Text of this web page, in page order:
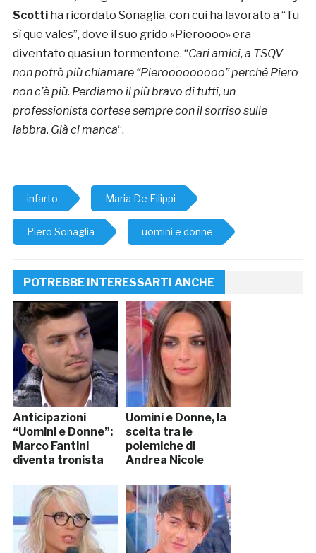
Scottiha ricordato Sonaglia, con cui ha lavorato a “Tu
sì que vales”, dove il suo grido «Pieroooo» era
diventato quasi un tormentone. “Cari amici, a TSQV
non potrò più chiamare “Pierooooooooo” perché Piero
non c’è più. Perdiamo il più bravo di tutti, un
professionista cortese sempre con il sorriso sulle
labbra. Già ci manca“.
infarto Maria De Filippi
Piero Sonaglia uomini e donne
POTREBBE INTERESSARTI ANCHE
Anticipazioni
“Uomini e Donne”:
Marco Fantini
diventa tronista
Uomini e Donne, la
scelta tra le
polemiche di
Andrea Nicole